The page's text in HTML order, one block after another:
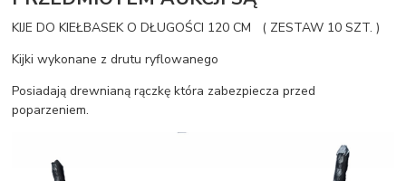
KIJE DO KIEŁBASEK O DŁUGOŚCI 120 CM ( ZESTAW 10 SZT. )
Kijki wykonane z drutu ryflowanego
Posiadają drewnianą rączkę która zabezpiecza przed
poparzeniem.